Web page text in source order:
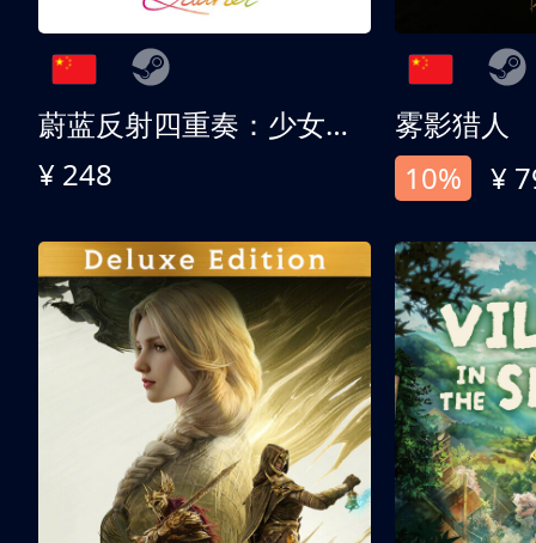
蔚蓝反射四重奏：少女们的奇迹
¥ 248
雾影猎人
10%
¥